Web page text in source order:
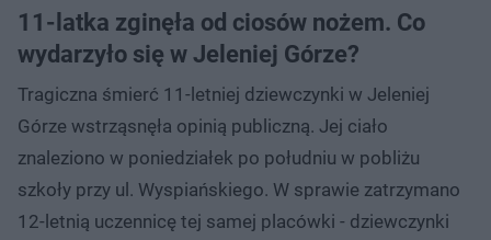
11-latka zginęła od ciosów nożem. Co
wydarzyło się w Jeleniej Górze?
Tragiczna śmierć 11-letniej dziewczynki w Jeleniej
Górze wstrząsnęła opinią publiczną. Jej ciało
znaleziono w poniedziałek po południu w pobliżu
szkoły przy ul. Wyspiańskiego. W sprawie zatrzymano
12-letnią uczennicę tej samej placówki - dziewczynki